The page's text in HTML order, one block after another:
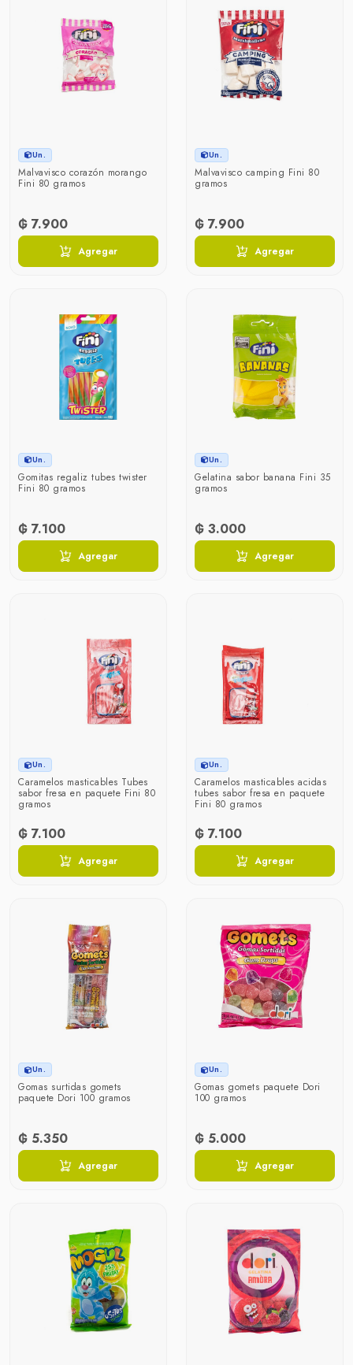
Un.
Malvavisco corazón morango
Fini 80 gramos
₲ 7.900
Agregar
Un.
Malvavisco camping Fini 80
gramos
₲ 7.900
Agregar
Un.
Gomitas regaliz tubes twister
Fini 80 gramos
₲ 7.100
Agregar
Un.
Gelatina sabor banana Fini 35
gramos
₲ 3.000
Agregar
Un.
Caramelos masticables Tubes
sabor fresa en paquete Fini 80
gramos
₲ 7.100
Agregar
Un.
Caramelos masticables acidas
tubes sabor fresa en paquete
Fini 80 gramos
₲ 7.100
Agregar
Un.
Gomas surtidas gomets
paquete Dori 100 gramos
₲ 5.350
Agregar
Un.
Gomas gomets paquete Dori
100 gramos
₲ 5.000
Agregar